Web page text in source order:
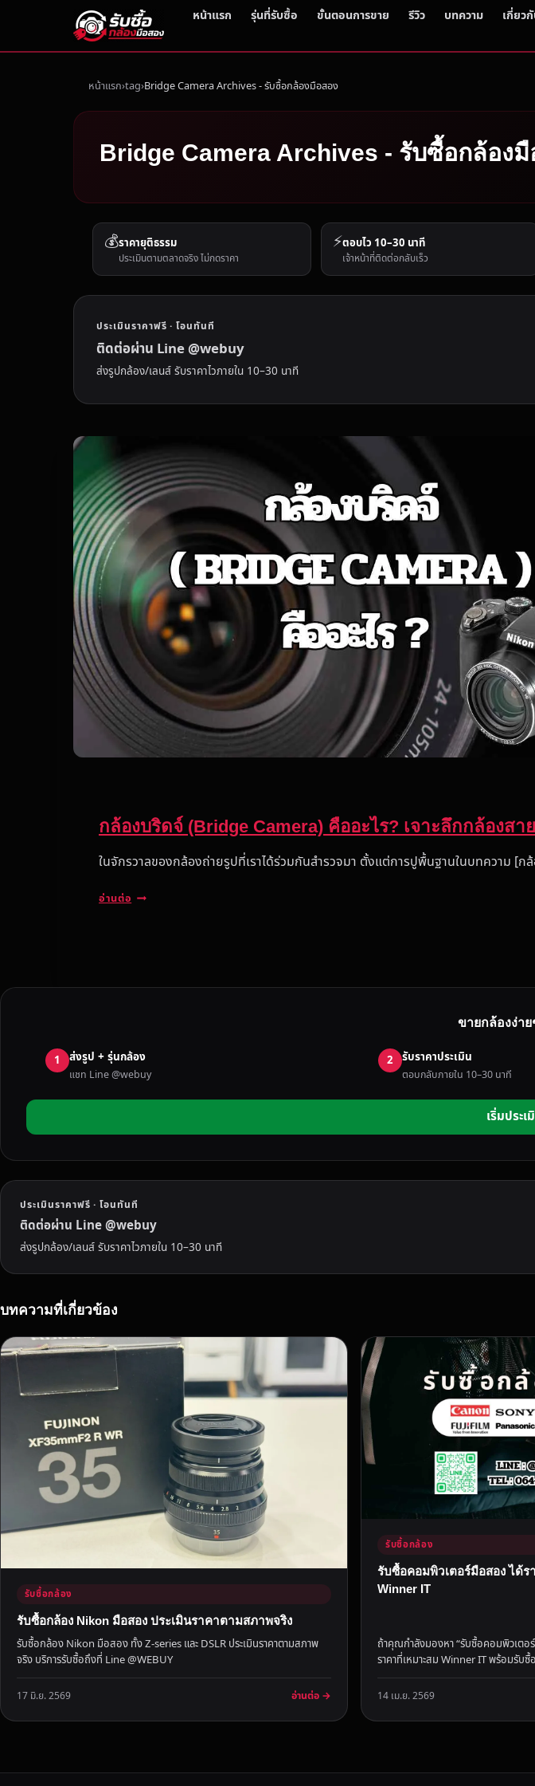
หน้าแรก รุ่นที่รับซื้อ ขั้นตอนการขาย รีวิว บทความ เกี่ยว
หน้าแรก tag Bridge Camera Archives - รับซื้อกล้องมือสอง
Bridge Camera Archives - รับซื้อกล้องมื
💰ราคายุติธรรม
ประเมินตามตลาดจริง ไม่กดราคา
⚡ตอบไว 10–30 นาที
เจ้าหน้าที่ติดต่อกลับเร็ว
ประเมินราคาฟรี · โอนทันที
ติดต่อผ่าน Line @webuy
ส่งรูปกล้อง/เลนส์ รับราคาไวภายใน 10–30 นาที
กล้องบริดจ์ (Bridge Camera) คืออะไร? เจาะลึกกล้องส
ในจักรวาลของกล้องถ่ายรูปที่เราได้ร่วมกันสำรวจมา ตั้งแต่การปูพื้นฐานในบทความ [ก
อ่านต่อ ก
ริ
B
R
I
G
M
E
R
อ
ะ
ก
อ
า
ย
ซู
ม
ว
ย
ขายกล้องง่า
1 ส่งรูป + รุ่นกล้อง
แชท Line @webuy
2 รับราคาประเมิน
ตอบกลับภายใน 10–30 นาที
เริ่มประ
ประเมินราคาฟรี · โอนทันที
ติดต่อผ่าน Line @webuy
ส่งรูปกล้อง/เลนส์ รับราคาไวภายใน 10–30 นาที
บทความที่เกี่ยวข้อง
รับซื้อกล้อง
รับซื้อกล้อง Nikon มือสอง ประเมินราคาตามสภาพจริง
รับซื้อกล้อง Nikon มือสอง ทั้ง Z-series และ DSLR ประเมินราคาตามสภาพ
จริง บริการรับซื้อถึงที่ Line @WEBUY
17 มิ.ย. 2569 อ่านต่อ →
รับซื้อกล้อง
รับซื้อคอมพิวเตอร์มือสอง ได้
Winner IT
ถ้าคุณกำลังมองหา “รับซื้อคอมพิวเตอร์
ราคาที่เหมาะสม Winner IT พร้อมรับ
14 เม.ย. 2569